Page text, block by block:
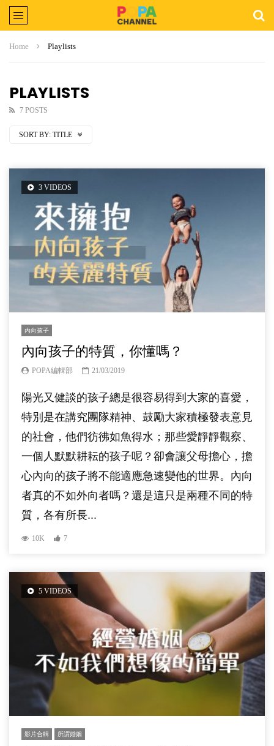
Home Playlists
PLAYLISTS
7 POSTS
SORT BY: TITLE
3 VIDEOS
內向孩子
內向孩子的特質，你懂嗎？
POPA編輯部 21/03/2019
陽光又健談的孩子總是很容易得到大家的喜愛，
特別是在講究團隊精神、鼓勵大家積極發表意見
的社會，他們彷彿如魚得水；那些愛靜靜觀察、
一個人默默耕耘的孩子呢？卻會讓父母擔心，擔
心內向的孩子將不能適應急速變他的世界。內向
者真的不如外向者嗎？還是這只是兩種不同的特
質，各有所長...
10K 7
5 VIDEOS
影片合輯 所謂婚姻